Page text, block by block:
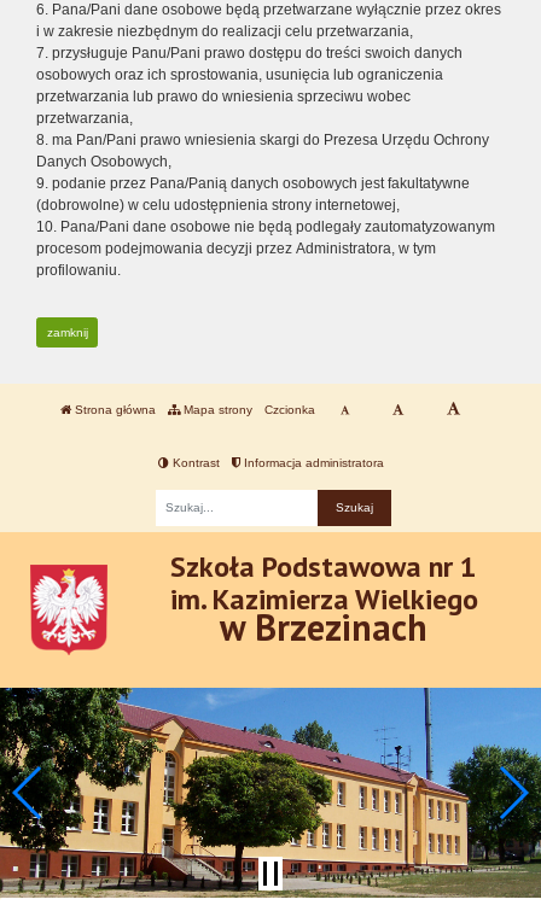
6. Pana/Pani dane osobowe będą przetwarzane wyłącznie przez okres
i w zakresie niezbędnym do realizacji celu przetwarzania,
7. przysługuje Panu/Pani prawo dostępu do treści swoich danych
osobowych oraz ich sprostowania, usunięcia lub ograniczenia
przetwarzania lub prawo do wniesienia sprzeciwu wobec
przetwarzania,
8. ma Pan/Pani prawo wniesienia skargi do Prezesa Urzędu Ochrony
Danych Osobowych,
9. podanie przez Pana/Panią danych osobowych jest fakultatywne
(dobrowolne) w celu udostępnienia strony internetowej,
10. Pana/Pani dane osobowe nie będą podlegały zautomatyzowanym
procesom podejmowania decyzji przez Administratora, w tym
profilowaniu.
zamknij
Strona główna Mapa strony Czcionka
Kontrast Informacja administratora
Szkoła Podstawowa nr 1
im. Kazimierza Wielkiego
w Brzezinach